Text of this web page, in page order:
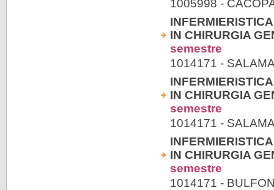
1005998 -
IN CHIRURGIA
semestre
1014171 -
IN CHIRURGIA
semestre
1014171 -
IN CHIRURGIA
semestre
1014171 -